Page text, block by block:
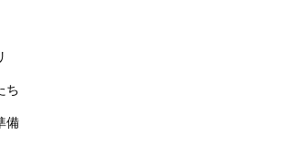
ち
備